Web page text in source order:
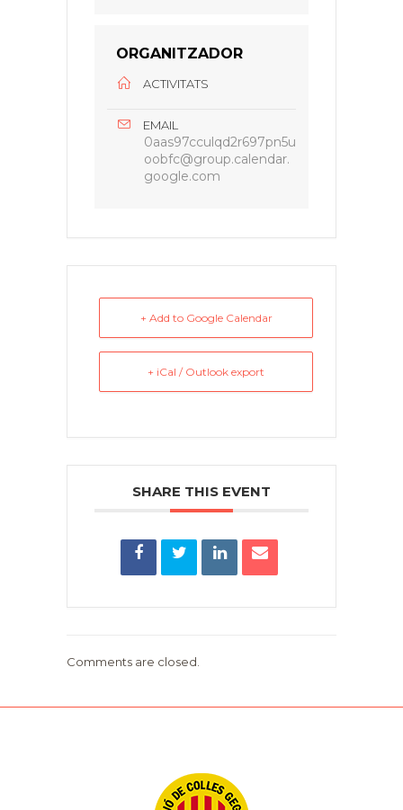
ORGANITZADOR
ACTIVITATS
EMAIL
0aas97cculqd2r697pn5u
oobfc@group.calendar.
google.com
+ Add to Google Calendar
+ iCal / Outlook export
SHARE THIS EVENT
Comments are closed.